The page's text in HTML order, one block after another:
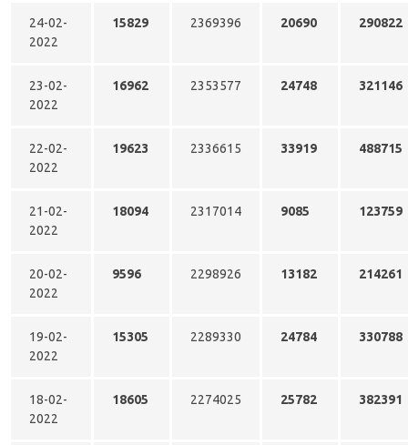
24-02-
2022
15829 2369396 20690 290822
23-02-
2022
16962 2353577 24748 321146
22-02-
2022
19623 2336615 33919 488715
21-02-
2022
18094 2317014 9085 123759
20-02-
2022
9596 2298926 13182 214261
19-02-
2022
15305 2289330 24784 330788
18-02-
2022
18605 2274025 25782 382391